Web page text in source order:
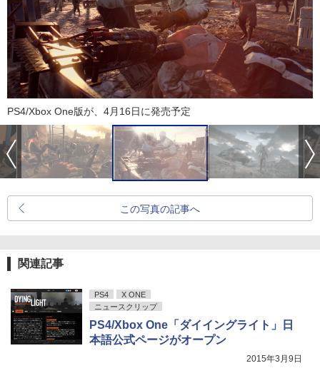
PS4/Xbox One版が、4月16日に発売予定
この写真の記事へ
関連記事
PS4
X ONE
ニュースクリップ
PS4/Xbox One「ダイイングライト」日
本語公式ページがオープン
2015年3月9日